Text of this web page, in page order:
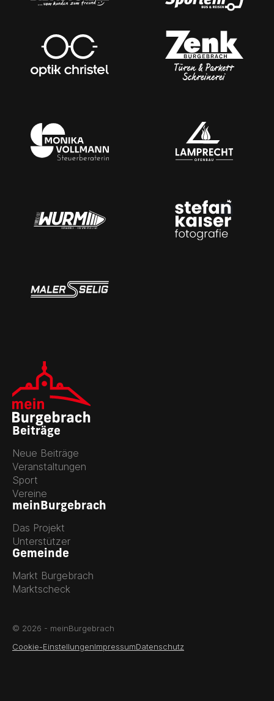
Beiträge
Neue Beiträge
Veranstaltungen
Sport
Vereine
meinBurgebrach
Das Projekt
Unterstützer
Gemeinde
Markt Burgebrach
Marktscheck
© 2026 - meinBurgebrach
Cookie-EinstellungenImpressumDatenschutz